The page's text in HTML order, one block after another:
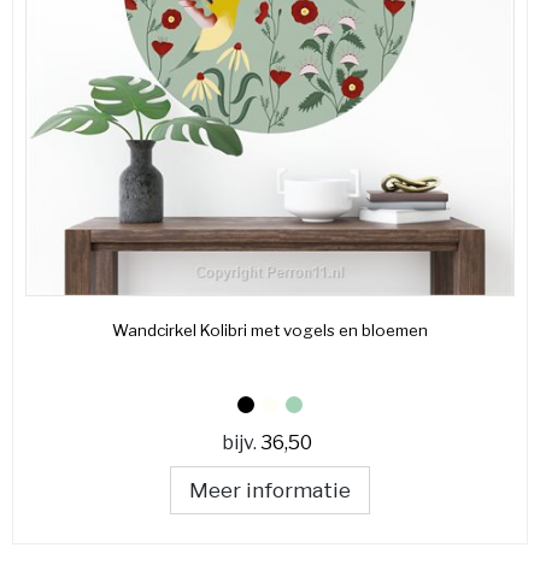
Wandcirkel Kolibri met vogels en bloemen
bijv. 36,50
Meer informatie